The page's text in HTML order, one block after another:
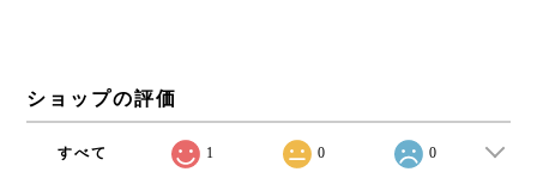
ショップの評価
すべて 1 0 0